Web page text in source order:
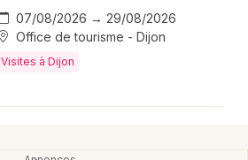
07/08/2026 → 29/08/2026
Office de tourisme - Dijon
Visites à Dijon